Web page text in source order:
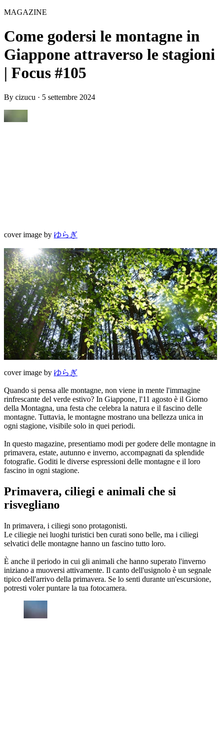
MAGAZINE
Come godersi le montagne in
Giappone attraverso le stagioni
| Focus #105
By cizucu · 5 settembre 2024
cover image by ゆらぎ
cover image by ゆらぎ
Quando si pensa alle montagne, non viene in mente l'immagine
rinfrescante del verde estivo? In Giappone, l'11 agosto è il Giorno
della Montagna, una festa che celebra la natura e il fascino delle
montagne. Tuttavia, le montagne mostrano una bellezza unica in
ogni stagione, visibile solo in quei periodi.
In questo magazine, presentiamo modi per godere delle montagne in
primavera, estate, autunno e inverno, accompagnati da splendide
fotografie. Goditi le diverse espressioni delle montagne e il loro
fascino in ogni stagione.
Primavera, ciliegi e animali che si
risvegliano
In primavera, i ciliegi sono protagonisti.
Le ciliegie nei luoghi turistici ben curati sono belle, ma i ciliegi
selvatici delle montagne hanno un fascino tutto loro.
È anche il periodo in cui gli animali che hanno superato l'inverno
iniziano a muoversi attivamente. Il canto dell'usignolo è un segnale
tipico dell'arrivo della primavera. Se lo senti durante un'escursione,
potresti voler puntare la tua fotocamera.